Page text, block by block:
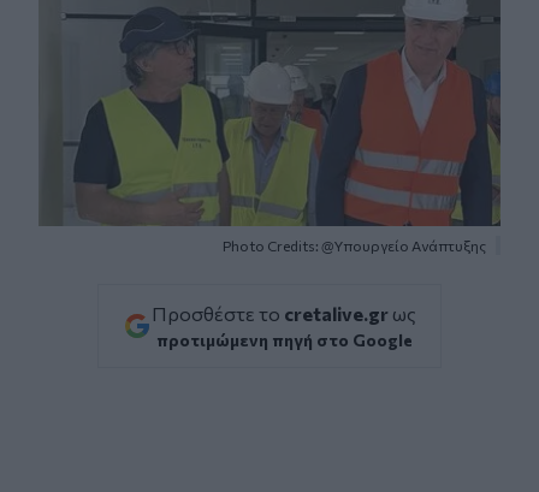
Photo Credits: @Υπουργείο Ανάπτυξης
Προσθέστε το cretalive.gr ως
προτιμώμενη πηγή στο Google